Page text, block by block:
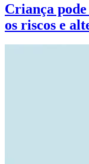
Criança
os riscos e